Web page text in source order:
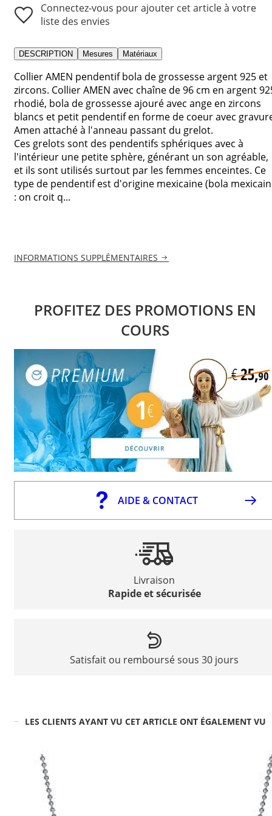
Connectez-vous pour ajouter cet article à votre
liste des envies
DESCRIPTION Mesures Matériaux
Collier AMEN pendentif bola de grossesse argent 925 et
zircons. Collier AMEN avec chaîne de 96 cm en argent
rhodié, bola de grossesse ajouré avec ange en zircons
blancs et petit pendentif en forme de coeur avec
Amen attaché à l'anneau passant du grelot.
Ces grelots sont des pendentifs sphériques avec à
l'intérieur une petite sphère, générant un son agréable,
et ils sont utilisés surtout par les femmes enceintes. Ce
type de pendentif est d'origine mexicaine (bola
: on croit q...
INFORMATIONS SUPPLÉMENTAIRES
PROFITEZ DES PROMOTIONS EN
COURS
AIDE & CONTACT
Livraison
Rapide et sécurisée
Satisfait ou remboursé sous 30 jours
LES CLIENTS AYANT VU CET ARTICLE ONT ÉGALEMENT VU